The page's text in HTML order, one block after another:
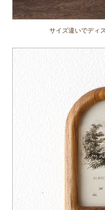
サイズ違いでディ